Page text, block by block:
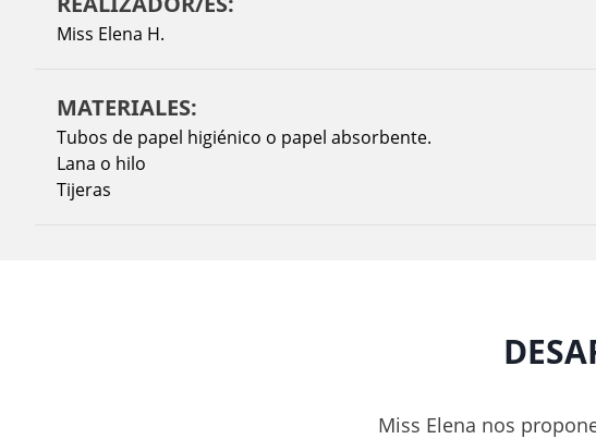
Miss Elena H.
MATERIALES:
Tubos de papel higiénico o papel absorbente.
Lana o hilo
Tijeras
Miss Elena nos